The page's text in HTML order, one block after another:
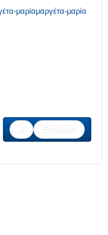
μαρίαμαργέτα-μαρία
Επόμενο